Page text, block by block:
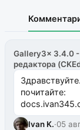
Gallery3x 3.4.0 -
редактора
почитайте:
ms2galleryphp
Ivan K.·05